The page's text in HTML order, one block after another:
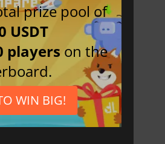
prize pool of
USDT
players on the
WIN BIG!